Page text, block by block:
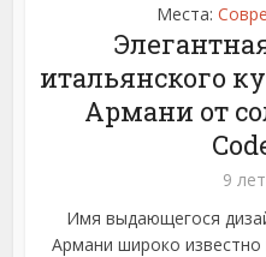
Места:
итальянского
Армани от
9
Имя выдающегося
Армани широко